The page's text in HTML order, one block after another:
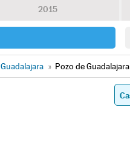
2015
Guadalajara » Pozo de Guadalajara